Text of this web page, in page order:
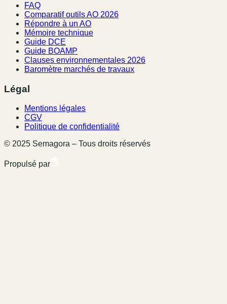
FAQ
Comparatif outils AO 2026
Répondre à un AO
Mémoire technique
Guide DCE
Guide BOAMP
Clauses environnementales 2026
Baromètre marchés de travaux
Légal
Mentions légales
CGV
Politique de confidentialité
© 2025 Semagora – Tous droits réservés
Propulsé par